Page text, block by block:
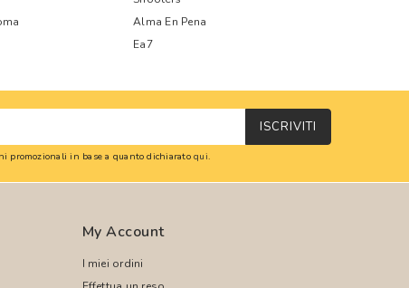
Alma En Pena
Ea7
ISCRIVITI
promozionali in base a quanto dichiaratoqui.
My Account
I miei ordini